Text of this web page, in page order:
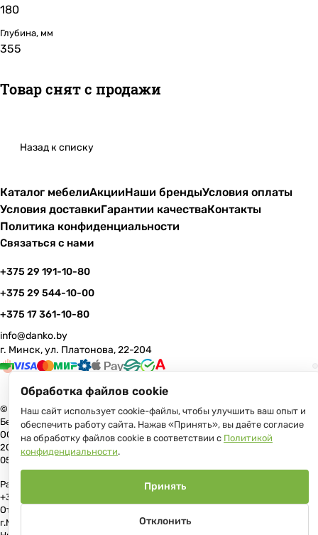
180
Глубина, мм
355
Товар снят с продажи
Назад к списку
Каталог мебелиАкцииНаши брендыУсловия оплаты
Условия доставкиГарантии качестваКонтакты
Политика конфиденциальности
Связаться с нами
+375 29 191-10-80
+375 29 544-10-00
+375 17 361-10-80
info@danko.by
г. Минск, ул. Платонова, 22-204
© 2026 Данко Бай: качественная мебель с оперативной доставкой по
Беларуси
ООО «Гранд Парк», юр.адрес: 220005, Минск, ул. Платонова, 22, пом.
204 В торговом реестре с 17 июля 2013 г. Регистрация №191081534,
05.11.2008, Мингорисполком.
Рассмотрение обращений потребителей, телефон +375 (17) 361-10-80,
+375 (29) 191-10-80, +375 (29) 544-10-00, e-mail: info@danko.by
Отдел торговли и услуг Администрации Первомайского района
г.Минска: тел. +375(17)215-14-65, Начальник отдела: Жакович Юлия
Обработка файлов cookie
Наш сайт использует cookie-файлы, чтобы улучшить ваш опыт и
обеспечить работу сайта. Нажав «Принять», вы даёте согласие
на обработку файлов cookie в соответствии с Политикой
конфиденциальности.
Отклонить
Принять